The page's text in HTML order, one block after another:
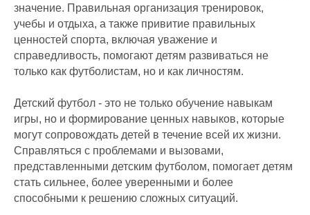
значение. Правильная организация тренировок,
учебы и отдыха, а также привитие правильных
ценностей спорта, включая уважение и
справедливость, помогают детям развиваться не
только как футболистам, но и как личностям.
Детский футбол - это не только обучение навыкам
игры, но и формирование ценных навыков, которые
могут сопровождать детей в течение всей их жизни.
Справляться с проблемами и вызовами,
представленными детским футболом, помогает детям
стать сильнее, более уверенными и более
способными к решению сложных ситуаций.